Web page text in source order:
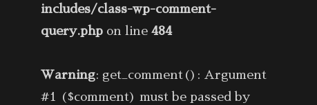
includes/class-wp-comment-
query.php on line 484
Warning: get_comment(): Argument
#1 ($comment) must be passed by